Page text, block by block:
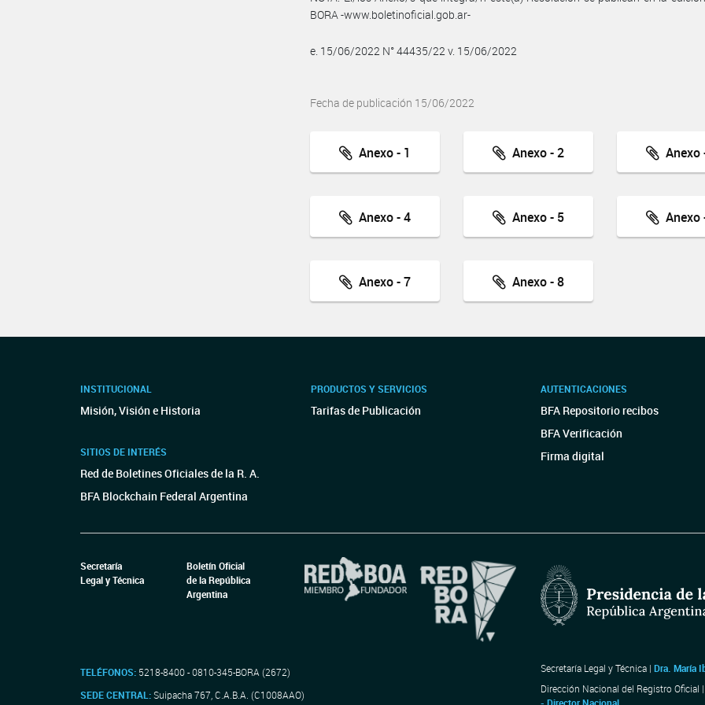
BORA -www.boletinoficial.gob.ar-
e. 15/06/2022 N° 44435/22 v. 15/06/2022
Fecha de publicación 15/06/2022
Anexo - 1 Anexo - 2 Anexo
Anexo - 4 Anexo - 5 Anexo
Anexo - 7 Anexo - 8
INSTITUCIONAL
Misión, Visión e Historia
SITIOS DE INTERÉS
Red de Boletines Oficiales de la R. A.
BFA Blockchain Federal Argentina
PRODUCTOS Y SERVICIOS
Tarifas de Publicación
AUTENTICACIONES
BFA Repositorio recibos
BFA Verificación
Firma digital
Secretaría
Legal y Técnica
Boletín Oficial
de la República
Argentina
TELÉFONOS: 5218-8400 - 0810-345-BORA (2672)
SEDE CENTRAL:Suipacha 767, C.A.B.A. (C1008AAO)
Secretaría Legal y Técnica | Dra. María
Dirección Nacional del Registro Oficial
- Director Nacional